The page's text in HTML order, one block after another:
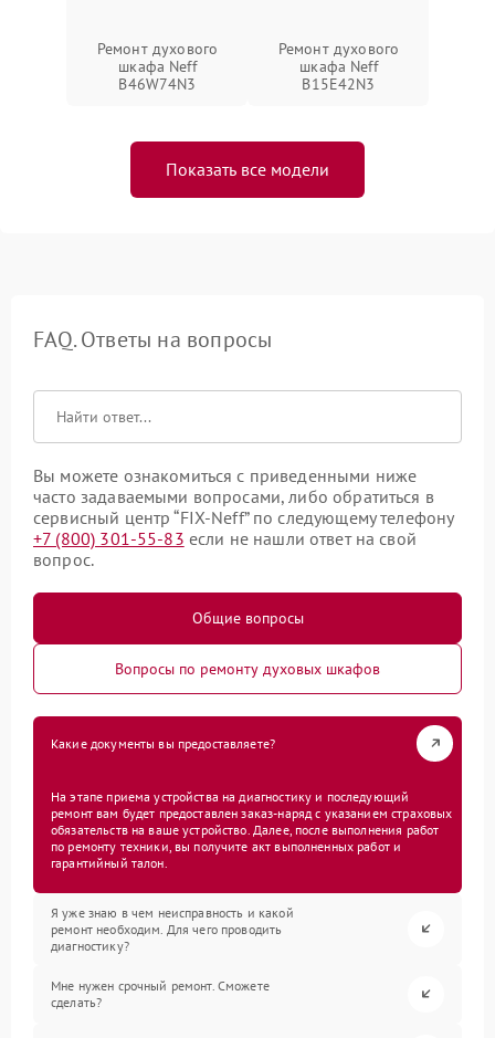
Ремонт духового
шкафа Neff
B46W74N3
Ремонт духового
шкафа Neff
B15E42N3
Показать все модели
FAQ. Ответы на вопросы
Вы можете ознакомиться с приведенными ниже
часто задаваемыми вопросами, либо обратиться в
сервисный центр “FIX-Neff” по следующему телефону
+7 (800) 301-55-83 если не нашли ответ на свой
вопрос.
Общие вопросы
Вопросы по ремонту духовых шкафов
Какие документы вы предоставляете?
На этапе приема устройства на диагностику и последующий
ремонт вам будет предоставлен заказ-наряд с указанием страховых
обязательств на ваше устройство. Далее, после выполнения работ
по ремонту техники, вы получите акт выполненных работ и
гарантийный талон.
Я уже знаю в чем неисправность и какой
ремонт необходим. Для чего проводить
диагностику?
Мне нужен срочный ремонт. Сможете
сделать?